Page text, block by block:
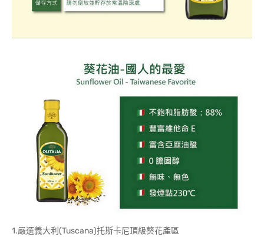
1.嚴選義大利(Tuscana)托斯卡尼頂級葵花產區